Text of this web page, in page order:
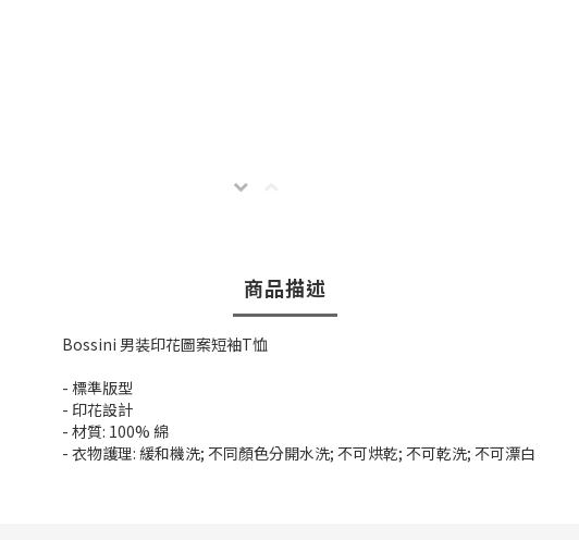
商品描述
Bossini 男装印花圖案短袖T恤
- 標準版型
- 印花設計
- 材質: 100% 綿
- 衣物護理: 緩和機洗; 不同顏色分開水洗; 不可烘乾; 不可乾洗; 不可漂白